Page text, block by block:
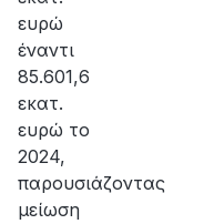
ευρώ
έναντι
85.601,6
εκατ.
ευρώ το
2024,
παρουσιάζοντας
μείωση